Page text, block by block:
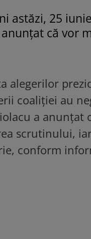
astăzi, 25
că vor
alegerilor
coaliției au
a
scrutinului,
conform